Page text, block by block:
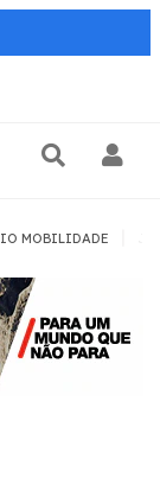
MOBILIDADE